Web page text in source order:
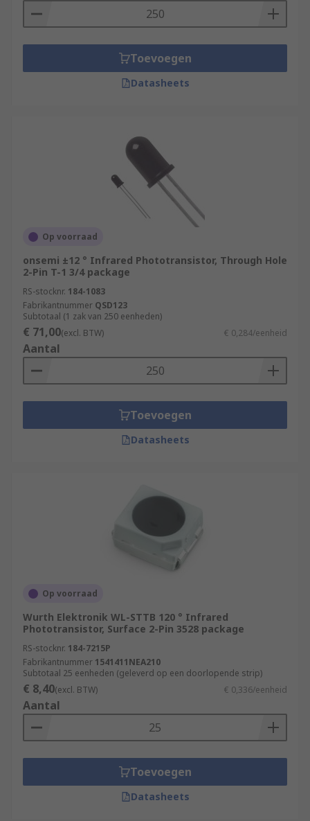
Toevoegen
Datasheets
Op voorraad
onsemi ±12 ° Infrared Phototransistor, Through Hole
2-Pin T-1 3/4 package
RS-stocknr. 184-1083
Fabrikantnummer QSD123
Subtotaal (1 zak van 250 eenheden)
€ 71,00(excl. BTW) € 0,284/eenheid
Aantal
Toevoegen
Datasheets
Op voorraad
Wurth Elektronik WL-STTB 120 ° Infrared
Phototransistor, Surface 2-Pin 3528 package
RS-stocknr. 184-7215P
Fabrikantnummer 1541411NEA210
Subtotaal 25 eenheden (geleverd op een doorlopende strip)
€ 8,40(excl. BTW) € 0,336/eenheid
Aantal
Toevoegen
Datasheets